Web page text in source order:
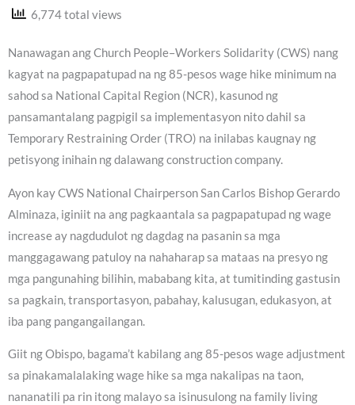
6,774 total views
Nanawagan ang Church People–Workers Solidarity (CWS) nang
kagyat na pagpapatupad na ng 85-pesos wage hike minimum na
sahod sa National Capital Region (NCR), kasunod ng
pansamantalang pagpigil sa implementasyon nito dahil sa
Temporary Restraining Order (TRO) na inilabas kaugnay ng
petisyong inihain ng dalawang construction company.
Ayon kay CWS National Chairperson San Carlos Bishop Gerardo
Alminaza, iginiit na ang pagkaantala sa pagpapatupad ng wage
increase ay nagdudulot ng dagdag na pasanin sa mga
manggagawang patuloy na nahaharap sa mataas na presyo ng
mga pangunahing bilihin, mababang kita, at tumitinding gastusin
sa pagkain, transportasyon, pabahay, kalusugan, edukasyon, at
iba pang pangangailangan.
Giit ng Obispo, bagama’t kabilang ang 85-pesos wage adjustment
sa pinakamalalaking wage hike sa mga nakalipas na taon,
nananatili pa rin itong malayo sa isinusulong na family living